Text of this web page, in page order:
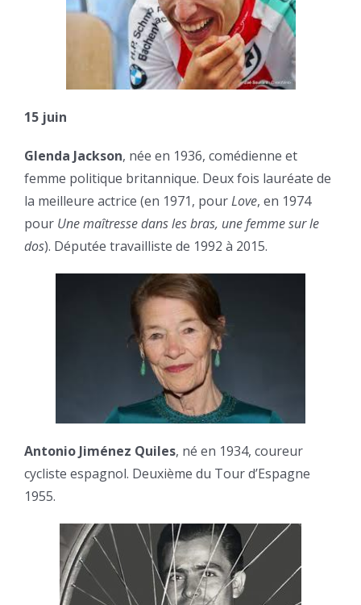
15 juin
Glenda Jackson, née en 1936, comédienne et
femme politique britannique. Deux fois lauréate de
la meilleure actrice (en 1971, pourLove, en 1974
pour Une maîtresse dans les bras, une femme sur le
dos). Députée travailliste de 1992 à 2015.
Antonio Jiménez Quiles, né en 1934, coureur
cycliste espagnol. Deuxième du Tour d’Espagne
1955.